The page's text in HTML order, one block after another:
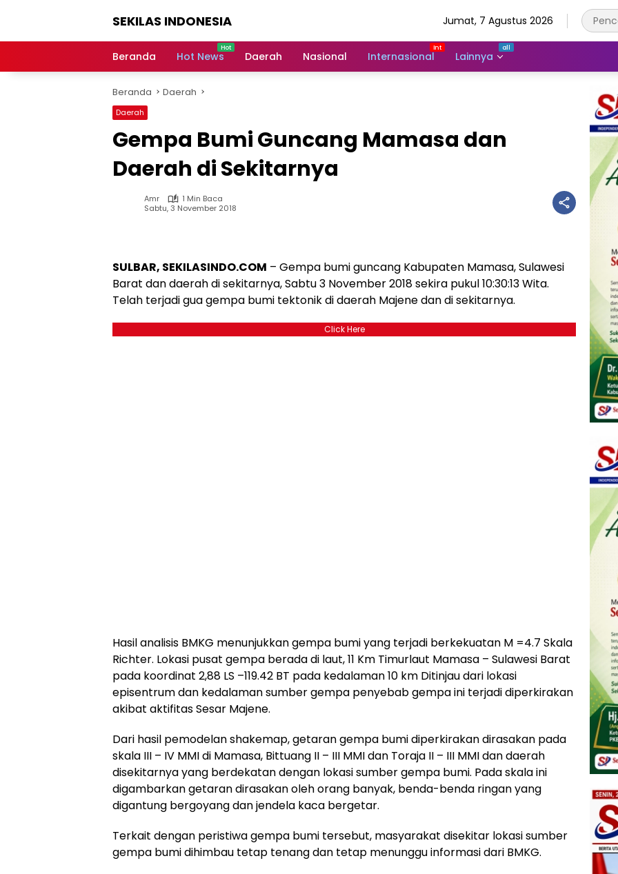
SEKILAS INDONESIA
Terkini,
Latest
World,
Headlines,
News
Jumat, 7 Agustus 2026
Beranda Hot News Daerah Nasional Internasional Lainnya
Beranda Daerah
Daerah
Gempa Bumi Guncang Mamasa dan
Daerah di Sekitarnya
Amr
1 Min Baca
Sabtu, 3 November 2018
SULBAR, SEKILASINDO.COM – Gempa bumi guncang Kabupaten Mamasa, Sulawesi
Barat dan daerah di sekitarnya, Sabtu 3 November 2018 sekira pukul 10:30:13 Wita.
Telah terjadi gua gempa bumi tektonik di daerah Majene dan di sekitarnya.
Click Here
Hasil analisis BMKG menunjukkan gempa bumi yang terjadi berkekuatan M =4.7 Skala
Richter. Lokasi pusat gempa berada di laut, 11 Km Timurlaut Mamasa – Sulawesi Barat
pada koordinat 2,88 LS –119.42 BT pada kedalaman 10 km Ditinjau dari lokasi
episentrum dan kedalaman sumber gempa penyebab gempa ini terjadi diperkirakan
akibat aktifitas Sesar Majene.
Dari hasil pemodelan shakemap, getaran gempa bumi diperkirakan dirasakan pada
skala III – IV MMI di Mamasa, Bittuang II – III MMI dan Toraja II – III MMI dan daerah
disekitarnya yang berdekatan dengan lokasi sumber gempa bumi. Pada skala ini
digambarkan getaran dirasakan oleh orang banyak, benda-benda ringan yang
digantung bergoyang dan jendela kaca bergetar.
Terkait dengan peristiwa gempa bumi tersebut, masyarakat disekitar lokasi sumber
gempa bumi dihimbau tetap tenang dan tetap menunggu informasi dari BMKG.